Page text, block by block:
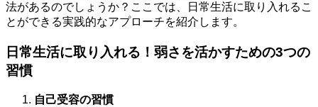
法があるのでしょうか？ここでは、日常生活に取り入れるこ
とができる実践的なアプローチを紹介します。
日常生活に取り入れる！弱さを活かすための3つの
習慣
自己受容の習慣